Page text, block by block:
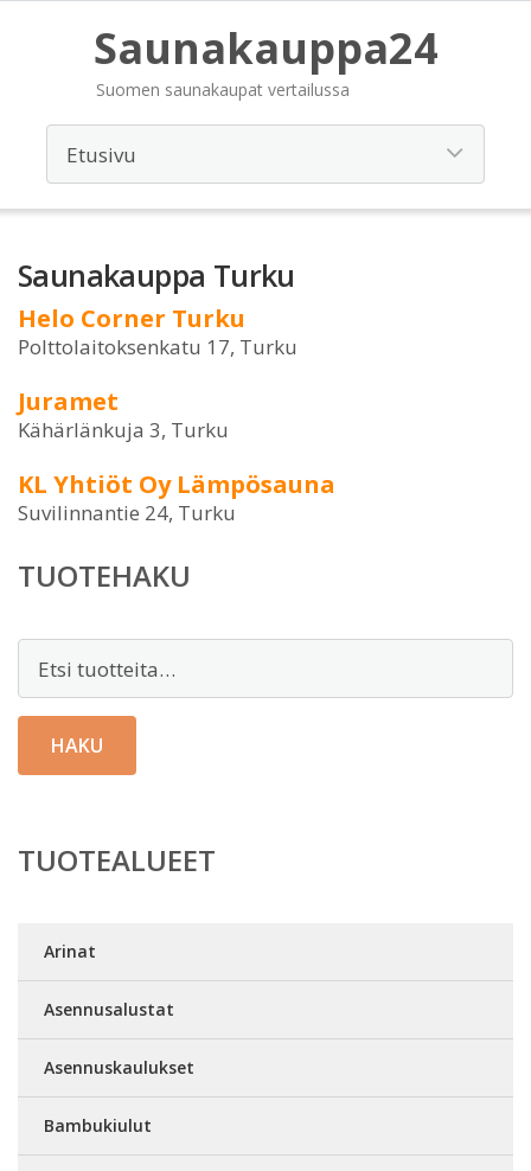
Saunakauppa24
Suomen saunakaupat vertailussa
Saunakauppa Turku
Helo Corner Turku
Polttolaitoksenkatu 17, Turku
Juramet
Kähärlänkuja 3, Turku
KL Yhtiöt Oy Lämpösauna
Suvilinnantie 24, Turku
TUOTEHAKU
HAKU
TUOTEALUEET
Arinat
Asennusalustat
Asennuskaulukset
Bambukiulut